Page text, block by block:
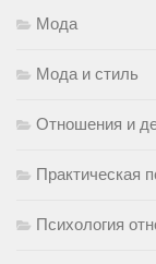
Мода
Мода и стиль
Отношения и
Практическая
Психология